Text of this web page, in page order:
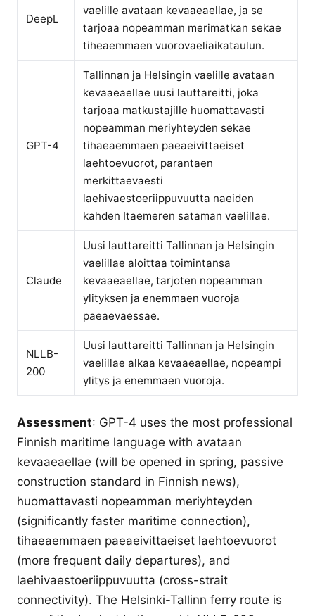
DeepL
vaelille avataan kevaaeaellae, ja se
tarjoaa nopeamman merimatkan sekae
tiheaemmaen vuorovaeliaikataulun.
GPT-4
Tallinnan ja Helsingin vaelille avataan
kevaaeaellae uusi lauttareitti, joka
tarjoaa matkustajille huomattavasti
nopeamman meriyhteyden sekae
tihaeaemmaen paeaeivittaeiset
laehtoevuorot, parantaen
merkittaevaesti
laehivaestoeriippuvuutta naeiden
kahden Itaemeren sataman vaelillae.
Claude
Uusi lauttareitti Tallinnan ja Helsingin
vaelillae aloittaa toimintansa
kevaaeaellae, tarjoten nopeamman
ylityksen ja enemmaen vuoroja
paeaevaessae.
NLLB-
200
Uusi lauttareitti Tallinnan ja Helsingin
vaelillae alkaa kevaaeaellae, nopeampi
ylitys ja enemmaen vuoroja.
Assessment: GPT-4 uses the most professional
Finnish maritime language with avataan
kevaaeaellae (will be opened in spring, passive
construction standard in Finnish news),
huomattavasti nopeamman meriyhteyden
(significantly faster maritime connection),
tihaeaemmaen paeaeivittaeiset laehtoevuorot
(more frequent daily departures), and
laehivaestoeriippuvuutta (cross-strait
connectivity). The Helsinki-Tallinn ferry route is